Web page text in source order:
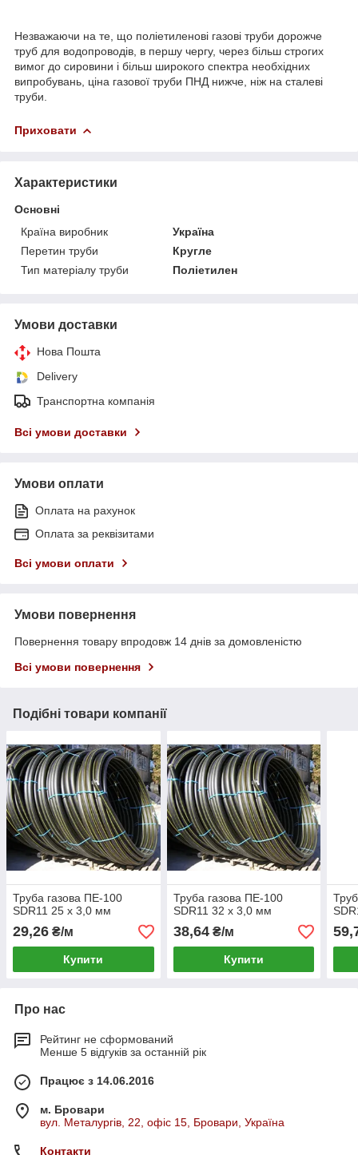
Незважаючи на те, що поліетиленові газові труби дорожче
труб для водопроводів, в першу чергу, через більш строгих
вимог до сировини і більш широкого спектра необхідних
випробувань, ціна газової труби ПНД нижче, ніж на сталеві
труби.
Приховати
Характеристики
Основні
Країна виробник
Україна
Перетин труби
Кругле
Тип матеріалу труби
Поліетилен
Умови доставки
Нова Пошта
Delivery
Транспортна компанія
Всі умови доставки
Умови оплати
Оплата на рахунок
Оплата за реквізитами
Всі умови оплати
Умови повернення
Повернення товару впродовж 14 днів за домовленістю
Всі умови повернення
Подібні товари компанії
Труба газова ПЕ-100
SDR11 25 х 3,0 мм
29,26 ₴/м
Купити
Труба газова ПЕ-100
SDR11 32 х 3,0 мм
38,64₴/м
Купити
Про нас
Рейтинг не сформований
Менше 5 відгуків за останній рік
Працює з 14.06.2016
м. Бровари
вул. Металургів, 22, офіс 15, Бровари, Україна
Контакти